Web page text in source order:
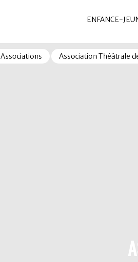
ENFANCE-
Associations Association Théâtrale